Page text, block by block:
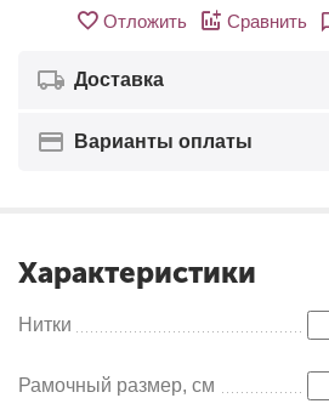
Отложить Сравнить
Доставка
Варианты оплаты
Характеристики
Нитки
Рамочный размер, см